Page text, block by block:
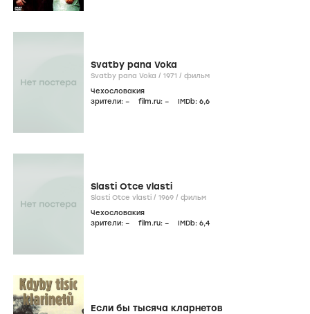
Svatby pana Voka
Svatby pana Voka / 1971 / фильм
Чехословакия
зрители: – film.ru: – IMDb: 6,6
Slasti Otce vlasti
Slasti Otce vlasti / 1969 / фильм
Чехословакия
зрители: – film.ru: – IMDb: 6,4
Если бы тысяча кларнетов